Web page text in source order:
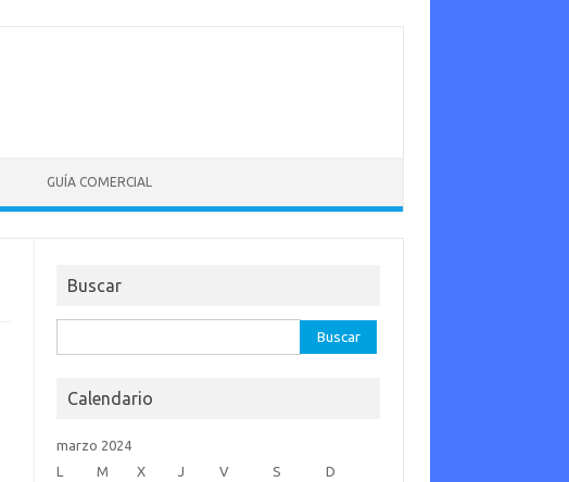
GUÍA COMERCIAL
Buscar
Calendario
marzo 2024
L
M X J V S D